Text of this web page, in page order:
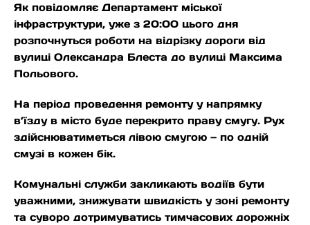
Як повідомляє Департамент міської
інфраструктури, уже з 20:00 цього дня
розпочнуться роботи на відрізку дороги від
вулиці Олександра Блеста до вулиці Максима
Польового.
На період проведення ремонту у напрямку
в’їзду в місто буде перекрито праву смугу. Рух
здійснюватиметься лівою смугою — по одній
смузі в кожен бік.
Комунальні служби закликають водіїв бути
уважними, знижувати швидкість у зоні ремонту
та суворо дотримуватись тимчасових дорожніх